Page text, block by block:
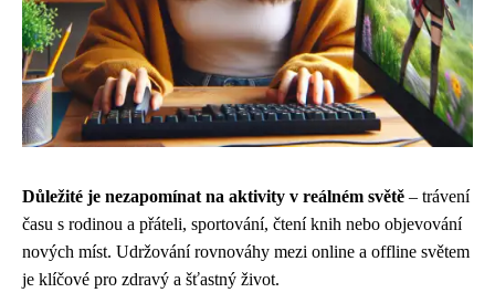
Důležité je nezapomínat na aktivity v reálném světě – trávení
času s rodinou a přáteli, sportování, čtení knih nebo objevování
nových míst. Udržování rovnováhy mezi online a offline světem
je klíčové pro zdravý a šťastný život.